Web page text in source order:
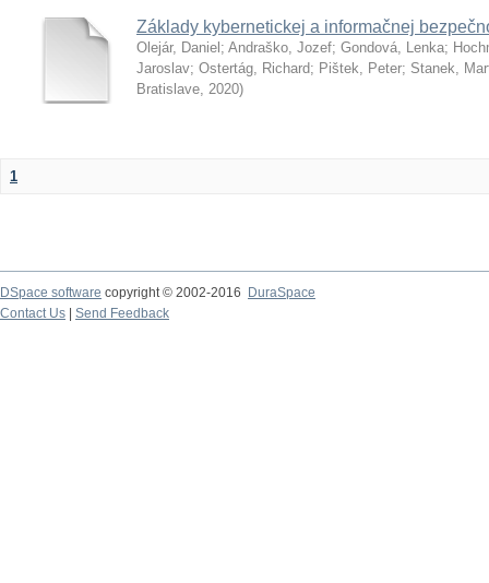
Základy kybernetickej a informačnej
Olejár, Daniel ; Andraško, Jozef; Gondová, Lenka;
Jaroslav; Ostertág, Richard; Pištek, Peter; Stanek,
Bratislave, 2020)
1
DSpace software copyright © 2002-2016
DuraSpace
Contact Us
Send Feedback